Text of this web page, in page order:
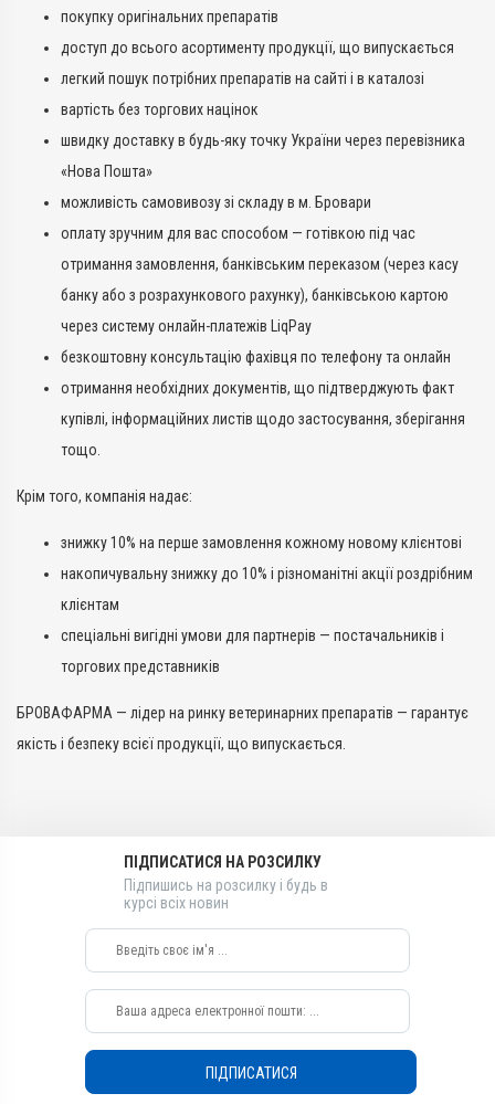
покупку оригінальних препаратів
доступ до всього асортименту продукції, що випускається
легкий пошук потрібних препаратів на сайті і в каталозі
вартість без торгових націнок
швидку доставку в будь-яку точку України через перевізника
«Нова Пошта»
можливість самовивозу зі складу в м. Бровари
оплату зручним для вас способом — готівкою під час
отримання замовлення, банківським переказом (через касу
банку або з розрахункового рахунку), банківською картою
через систему онлайн-платежів LiqPay
безкоштовну консультацію фахівця по телефону та онлайн
отримання необхідних документів, що підтверджують факт
купівлі, інформаційних листів щодо застосування, зберігання
тощо.
Крім того, компанія надає:
знижку 10% на перше замовлення кожному новому клієнтові
накопичувальну знижку до 10% і різноманітні акції роздрібним
клієнтам
спеціальні вигідні умови для партнерів — постачальників і
торгових представників
БРОВАФАРМА — лідер на ринку ветеринарних препаратів — гарантує
якість і безпеку всієї продукції, що випускається.
ПІДПИСАТИСЯ НА РОЗСИЛКУ
Підпишись на розсилку і будь в
курсі всіх новин
ПІДПИСАТИСЯ